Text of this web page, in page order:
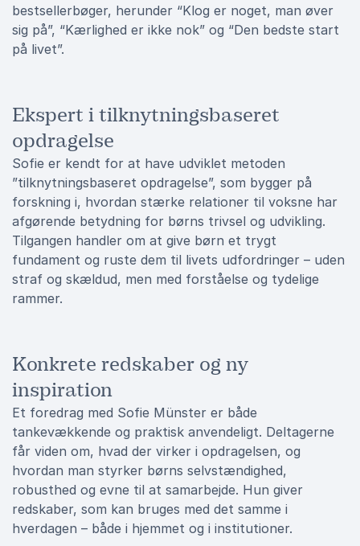
bestsellerbøger, herunder “Klog er noget, man øver
sig på”, “Kærlighed er ikke nok” og “Den bedste start
på livet”.
Ekspert i tilknytningsbaseret
opdragelse
Sofie er kendt for at have udviklet metoden
”tilknytningsbaseret opdragelse”, som bygger på
forskning i, hvordan stærke relationer til voksne har
afgørende betydning for børns trivsel og udvikling.
Tilgangen handler om at give børn et trygt
fundament og ruste dem til livets udfordringer – uden
straf og skældud, men med forståelse og tydelige
rammer.
Konkrete redskaber og ny
inspiration
Et foredrag med Sofie Münster er både
tankevækkende og praktisk anvendeligt. Deltagerne
får viden om, hvad der virker i opdragelsen, og
hvordan man styrker børns selvstændighed,
robusthed og evne til at samarbejde. Hun giver
redskaber, som kan bruges med det samme i
hverdagen – både i hjemmet og i institutioner.